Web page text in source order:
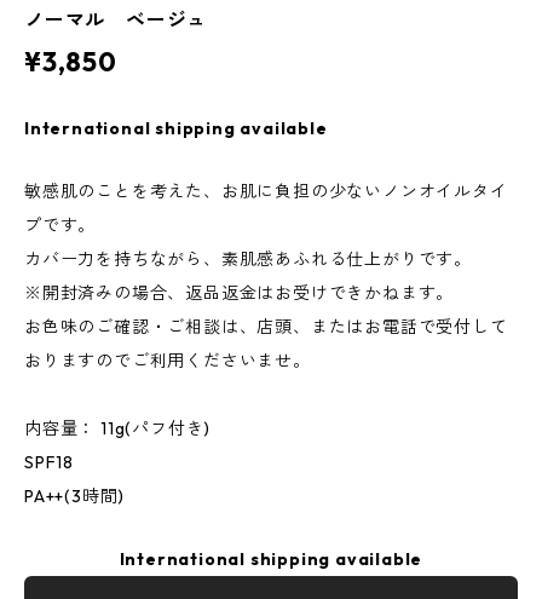
ノーマル ベージュ
¥3,850
International shipping available
敏感肌のことを考えた、お肌に負担の少ないノンオイルタイ
プです。
カバー力を持ちながら、素肌感あふれる仕上がりです。
※開封済みの場合、返品返金はお受けできかねます。
お色味のご確認・ご相談は、店頭、またはお電話で受付して
おりますのでご利用くださいませ。
内容量： 11g(パフ付き)
SPF18
PA++(3時間)
International shipping available